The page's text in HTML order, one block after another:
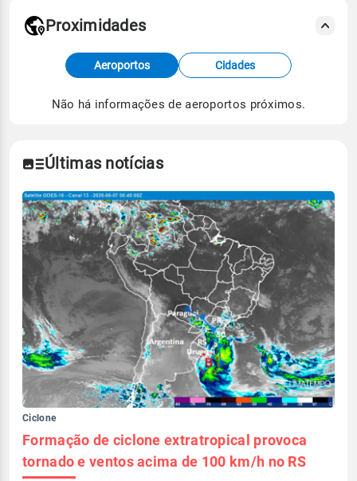
Fonte: dados combinados de estações
meteorológicas e satélite do Centro de Previsão
de Tempo e Estudos Climáticos (CPTEC).
Proximidades
Aeroportos Cidades
Não há informações de aeroportos próximos.
Últimas notícias
Ciclone
Formação de ciclone extratropical provoca
tornado e ventos acima de 100 km/h no RS